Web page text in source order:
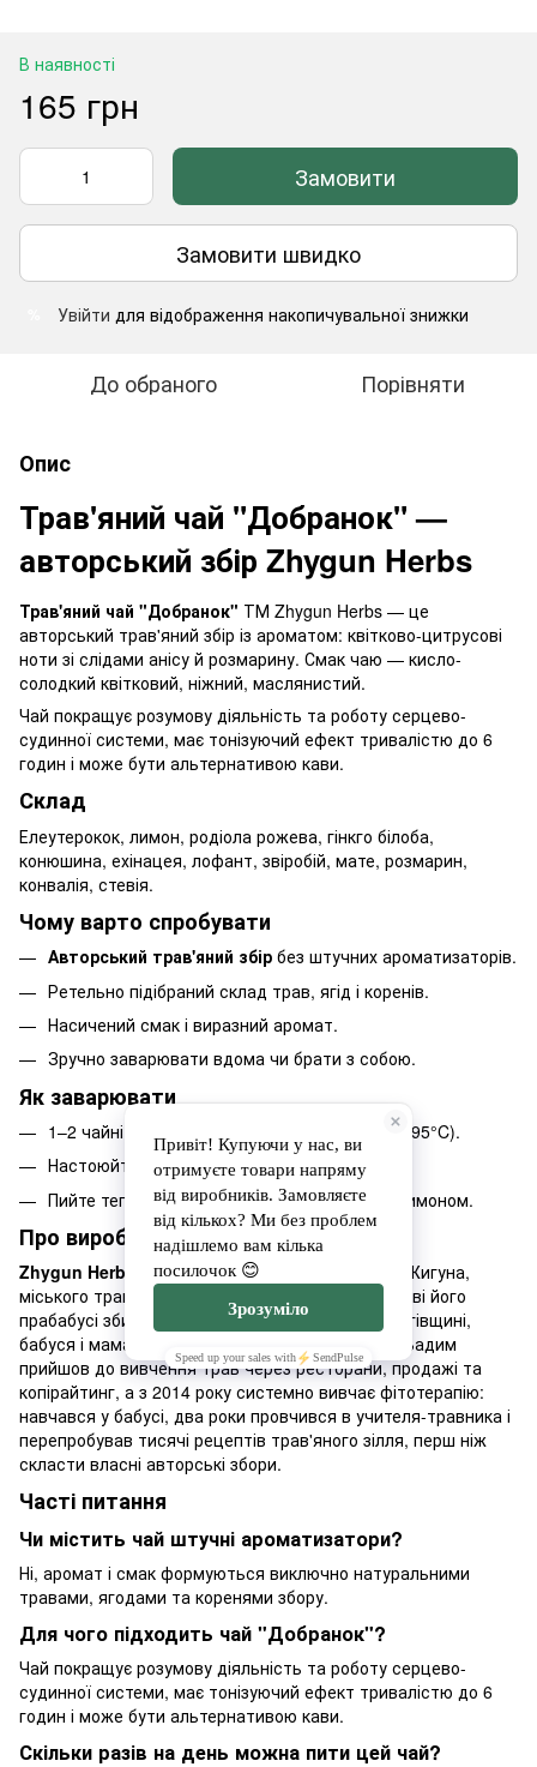
В наявності
165 грн
Замовити
Замовити швидко
Увійти для відображення накопичувальної знижки
До обраного Порівняти
Опис
Трав'яний чай "Добранок" —
авторський збір Zhygun Herbs
Трав'яний чай "Добранок" ТМ Zhygun Herbs — це
авторський трав'яний збір із ароматом: квітково-цитрусові
ноти зі слідами анісу й розмарину. Смак чаю — кисло-
солодкий квітковий, ніжний, маслянистий.
Чай покращує розумову діяльність та роботу серцево-
судинної системи, має тонізуючий ефект тривалістю до 6
годин і може бути альтернативою кави.
Склад
Елеутерокок, лимон, родіола рожева, гінкго білоба,
конюшина, ехінацея, лофант, звіробій, мате, розмарин,
конвалія, стевія.
Чому варто спробувати
Авторський трав'яний збір без штучних ароматизаторів.
Ретельно підібраний склад трав, ягід і коренів.
Насичений смак і виразний аромат.
Зручно заварювати вдома чи брати з собою.
Як заварювати
1–2 чайні ложки збору залийте окропом (90–95°C).
Настоюйте 7–10 хвилин під кришкою.
Пийте теплим, за бажанням — з медом чи лимоном.
Про виробника Zhygun Herbs
Zhygun Herbs
— бренд трав'яних чаїв Вадима Жигуна,
міського травника у четвертому поколінні. Обидві його
прабабусі збирали трави на Полтавщині й Чернігівщині,
бабуся і мама лікували близьких травами. Сам Вадим
прийшов до вивчення трав через ресторани, продажі та
копірайтинг, а з 2014 року системно вивчає фітотерапію:
навчався у бабусі, два роки провчився в учителя-травника і
перепробував тисячі рецептів трав'яного зілля, перш ніж
скласти власні авторські збори.
Часті питання
Чи містить чай штучні ароматизатори?
Ні, аромат і смак формуються виключно натуральними
травами, ягодами та коренями збору.
Для чого підходить чай "Добранок"?
Чай покращує розумову діяльність та роботу серцево-
судинної системи, має тонізуючий ефект тривалістю до 6
годин і може бути альтернативою кави.
Скільки разів на день можна пити цей чай?